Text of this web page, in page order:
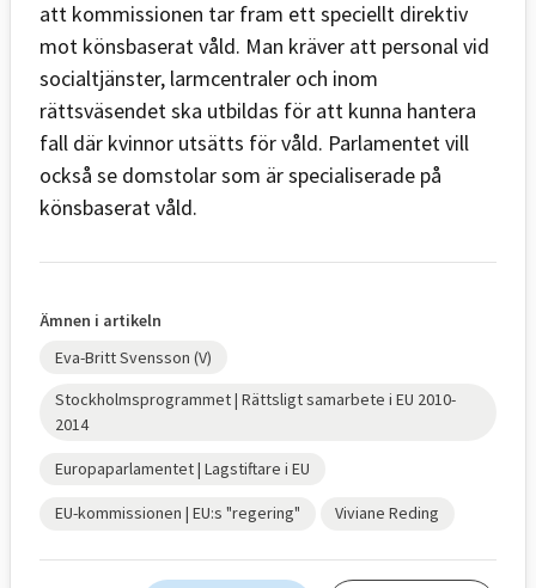
att kommissionen tar fram ett speciellt direktiv
mot könsbaserat våld. Man kräver att personal vid
socialtjänster, larmcentraler och inom
rättsväsendet ska utbildas för att kunna hantera
fall där kvinnor utsätts för våld. Parlamentet vill
också se domstolar som är specialiserade på
könsbaserat våld.
Ämnen i artikeln
Eva-Britt Svensson (V)
Stockholmsprogrammet | Rättsligt samarbete i EU 2010-
2014
Europaparlamentet | Lagstiftare i EU
EU-kommissionen | EU:s "regering" Viviane Reding